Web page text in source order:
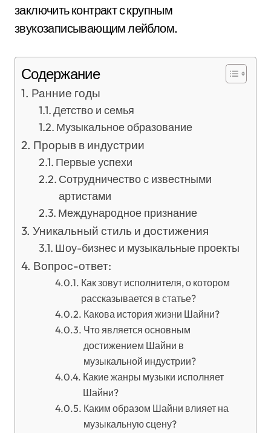
заключить контракт с крупным
звукозаписывающим лейблом.
Содержание
Ранние годы
Детство и семья
Музыкальное образование
Прорыв в индустрии
Первые успехи
Сотрудничество с известными
артистами
Международное признание
Уникальный стиль и достижения
Шоу-бизнес и музыкальные проекты
Вопрос-ответ:
Как зовут исполнителя, о котором
рассказывается в статье?
Какова история жизни Шайни?
Что является основным
достижением Шайни в
музыкальной индустрии?
Какие жанры музыки исполняет
Шайни?
Каким образом Шайни влияет на
музыкальную сцену?